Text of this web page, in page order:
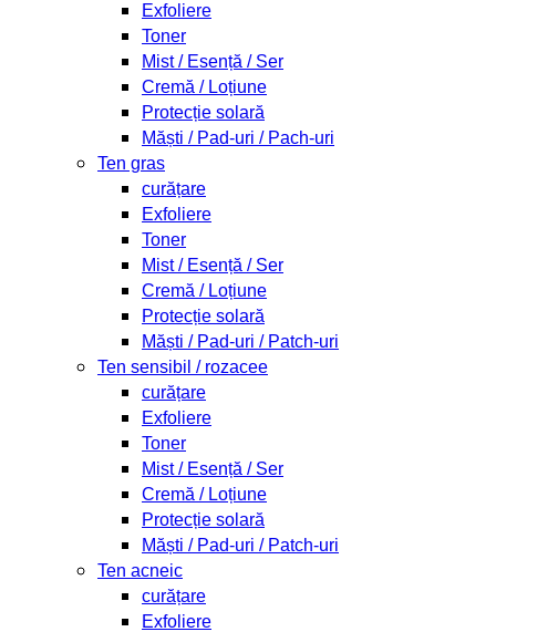
Exfoliere
Toner
Mist / Esență / Ser
Cremă / Loțiune
Protecție solară
Măști / Pad-uri / Pach-uri
Ten gras
curățare
Exfoliere
Toner
Mist / Esență / Ser
Cremă / Loțiune
Protecție solară
Măști / Pad-uri / Patch-uri
Ten sensibil / rozacee
curățare
Exfoliere
Toner
Mist / Esență / Ser
Cremă / Loțiune
Protecție solară
Măști / Pad-uri / Patch-uri
Ten acneic
curățare
Exfoliere